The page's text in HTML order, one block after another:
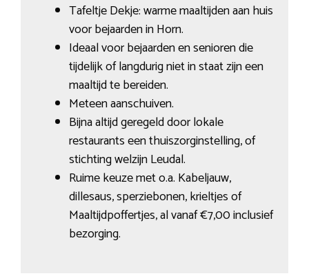
Tafeltje Dekje: warme maaltijden aan huis
voor bejaarden in Horn.
Ideaal voor bejaarden en senioren die
tijdelijk of langdurig niet in staat zijn een
maaltijd te bereiden.
Meteen aanschuiven.
Bijna altijd geregeld door lokale
restaurants een thuiszorginstelling, of
stichting welzijn Leudal.
Ruime keuze met o.a. Kabeljauw,
dillesaus, sperziebonen, krieltjes of
Maaltijdpoffertjes, al vanaf €7,00 inclusief
bezorging.